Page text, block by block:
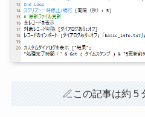
この記事は約 5